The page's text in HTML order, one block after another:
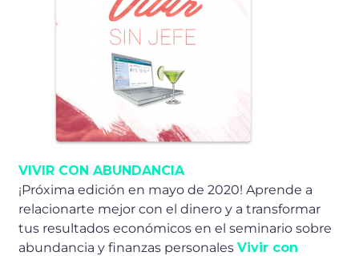
VIVIR CON ABUNDANCIA
¡Próxima edición en mayo de 2020! Aprende a
relacionarte mejor con el dinero y a transformar
tus resultados económicos en el seminario sobre
abundancia y finanzas personalesVivir con